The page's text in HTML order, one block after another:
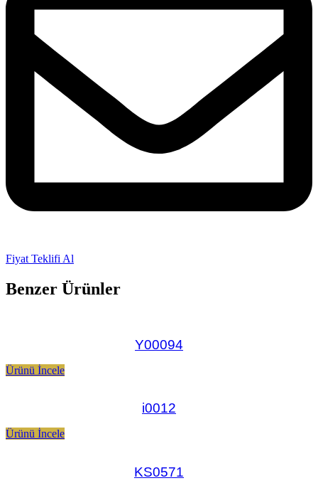
Fiyat Teklifi Al
Benzer Ürünler
Y00094
Ürünü İncele
i0012
Ürünü İncele
KS0571